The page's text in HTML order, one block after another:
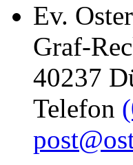
Ev.
Graf-
40237
Telefon